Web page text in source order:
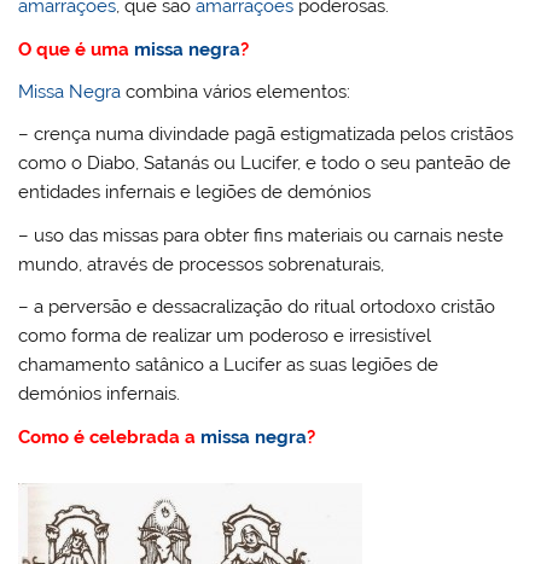
amarrações, que sãoamarrações poderosas.
O que é uma missa negra?
Missa Negra combina vários elementos:
– crença numa divindade pagã estigmatizada pelos cristãos
como o Diabo, Satanás ou Lucifer, e todo o seu panteão de
entidades infernais e legiões de demónios
– uso das missas para obter fins materiais ou carnais neste
mundo, através de processos sobrenaturais,
– a perversão e dessacralização do ritual ortodoxo cristão
como forma de realizar um poderoso e irresistível
chamamento satânico a Lucifer as suas legiões de
demónios infernais.
Como é celebrada a missa negra?